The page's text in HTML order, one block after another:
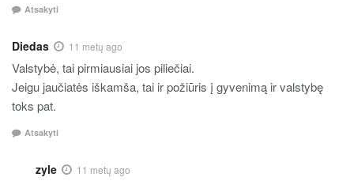
Atsakyti
Diedas 11 metų ago
Valstybė, tai pirmiausiai jos piliečiai.
Jeigu jaučiatės iškamša, tai ir požiūris į gyvenimą ir valstybę
toks pat.
Atsakyti
zyle 11 metų ago